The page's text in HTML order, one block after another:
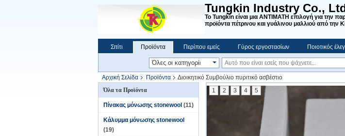
Tungkin Industry Co.,
Το Tungkin είναι μια ΑΝΤΙΜΑΤΗ επιλογή για την
προϊόντα πέτρινου και γυάλινου μαλλιού από την
Σπίτι Προϊόντα Περίπου εμείς Γύρος εργοστασίων Ποιοτικός
Αρχική Σελίδα Προϊόντα
Διοικητικό Συμβούλιο πυριτικό ασβέστιο
Όλα τα Προϊόντα
Πίνακας μόνωσης stonewool (11)
Κάλυμμα μόνωσης stonewool
(19)
1 2 3 4 5